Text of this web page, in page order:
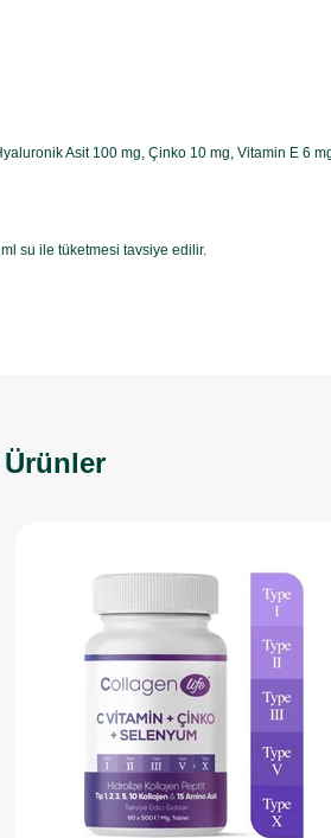
Asit 100 mg, Çinko 10 mg, Vitamin E 6
su ile tüketmesi tavsiye edilir.